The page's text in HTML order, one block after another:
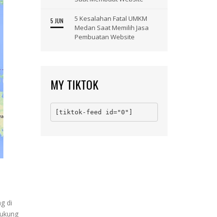
di
5 JUN
5 Kesalahan Fatal UMKM
Medan Saat Memilih Jasa
Pembuatan Website
MY TIKTOK
[tiktok-feed id="0"]